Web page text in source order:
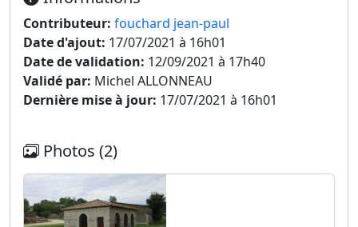
Contributeur: fouchard jean-paul
Date d'ajout: 17/07/2021 à 16h01
Date de validation: 12/09/2021 à 17h40
Validé par: Michel ALLONNEAU
Dernière mise à jour: 17/07/2021 à 16h01
Photos (2)